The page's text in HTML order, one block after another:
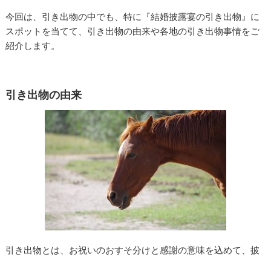
今回は、引き出物の中でも、特に『結婚披露宴の引き出物』に
スポットを当てて、引き出物の由来や各地の引き出物事情をご
紹介します。
引き出物の由来
引き出物とは、お祝いのおすそ分けと感謝の意味を込めて、披